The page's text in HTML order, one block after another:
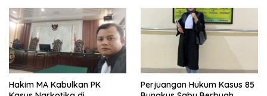
Hakim MA Kabulkan PK
Perjuangan Hukum Kasus 85